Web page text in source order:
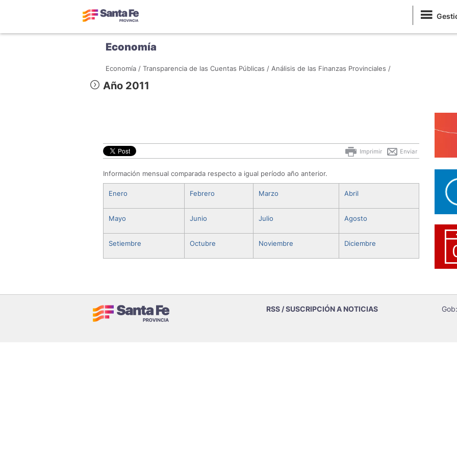
Economía
Economía / Transparencia de las Cuentas Públicas / Análisis de las Finanzas Provinciales /
Año 2011
Enviar
Imprimir
Información mensual comparada respecto a igual período año anterior.
Enero Febrero Marzo Abril
Mayo Junio Julio Agosto
Setiembre Octubre Noviembre Diciembre
RSS / SUSCRIPCIÓN A NOTICIAS